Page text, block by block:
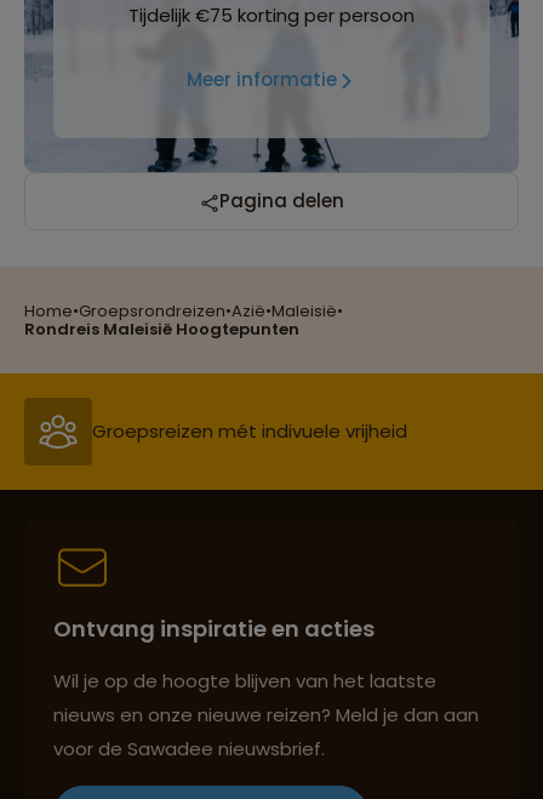
Home•Groepsrondreizen•Azië•Maleisië•
Rondreis Maleisië Hoogtepunten
Tijdelijk €75 korting per persoon
Meer informatie
Pagina delen
Reizen met oog voor mens, cultuur en milieu
Groepsreizen mét indivuele vrijheid
Persoonlijk en deskundig reisadvies
Reizen met oog voor mens, cultuur en milieu
Ontvang inspiratie en acties
Wil je op de hoogte blijven van het laatste
nieuws en onze nieuwe reizen? Meld je dan aan
voor de Sawadee nieuwsbrief.